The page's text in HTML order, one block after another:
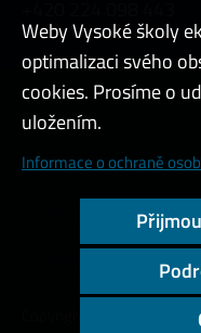
Admin
Cookies a ochrana
Přístupnost webu
Vysoký kontrast
Copyright © 2000 - 2026
Weby Vysoké školy
optimalizaci svého
cookies. Prosíme o
uložením.
Informace o ochraně